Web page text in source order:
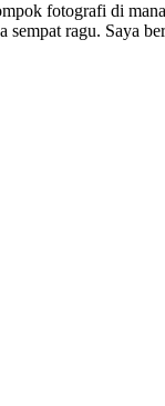
fotografi di
ragu. Saya